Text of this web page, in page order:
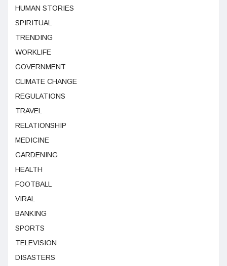
HUMAN STORIES
SPIRITUAL
TRENDING
WORKLIFE
GOVERNMENT
CLIMATE CHANGE
REGULATIONS
TRAVEL
RELATIONSHIP
MEDICINE
GARDENING
HEALTH
FOOTBALL
VIRAL
BANKING
SPORTS
TELEVISION
DISASTERS